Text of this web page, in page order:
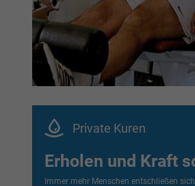
Private Kuren
Erholen und Kraft
Immer mehr Menschen entschließen
ihre Gesundheit zu tun und entscheiden
eine selbst finanzierte Kur. Ob klassisch